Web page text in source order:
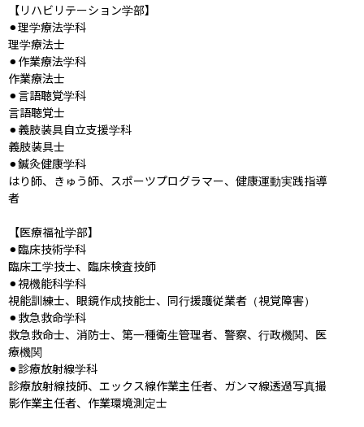
【リハビリテーション学部】
⚫︎理学療法学科
理学療法士
⚫︎作業療法学科
作業療法士
⚫︎言語聴覚学科
言語聴覚士
⚫︎義肢装具自立支援学科
義肢装具士
⚫︎鍼灸健康学科
はり師、きゅう師、スポーツプログラマー、健康運動実践指導
者
【医療福祉学部】
⚫︎臨床技術学科
臨床工学技士、臨床検査技師
⚫︎視機能科学科
視能訓練士、眼鏡作成技能士、同行援護従業者（視覚障害）
⚫︎救急救命学科
救急救命士、消防士、第一種衛生管理者、警察、行政機関、医
療機関
⚫︎診療放射線学科
診療放射線技師、エックス線作業主任者、ガンマ線透過写真撮
影作業主任者、作業環境測定士